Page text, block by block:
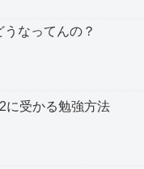
なってんの？
に受かる勉強方法